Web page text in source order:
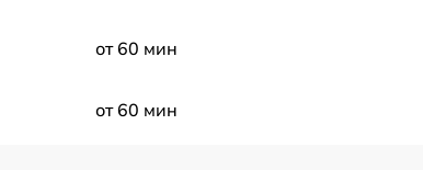
от 60 мин
от 60 мин